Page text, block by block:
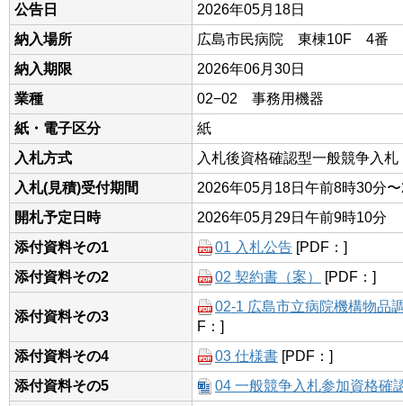
公告日
2026年05月18日
納入場所
広島市民病院 東棟10F 4番
納入期限
2026年06月30日
業種
02−02 事務用機器
紙・電子区分
紙
入札方式
入札後資格確認型一般競争入札
入札(見積)受付期間
2026年05月18日午前8時30分
開札予定日時
2026年05月29日午前9時10分
添付資料その1
01 入札公告 [PDF：]
添付資料その2
02 契約書（案） [PDF：]
添付資料その3
02-1 広島市立病院機構物品
F：]
添付資料その4
03 仕様書 [PDF：]
添付資料その5
04 一般競争入札参加資格確